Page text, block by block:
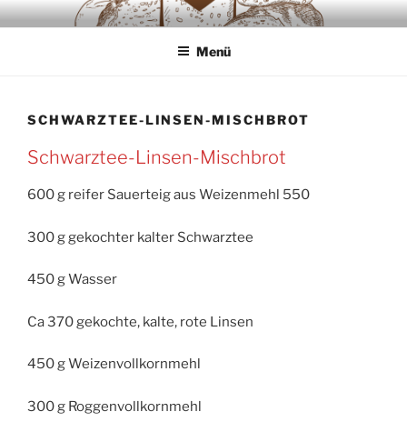
Zum
InhaltSAUERTEIGLIEBE
Backwaren ausschliesslich aus Sauerteig
Menü
SCHWARZTEE-LINSEN-MISCHBROT
Schwarztee-Linsen-Mischbrot
600 g reifer Sauerteig aus Weizenmehl 550
300 g gekochter kalter Schwarztee
450 g Wasser
Ca 370 gekochte, kalte, rote Linsen
450 g Weizenvollkornmehl
300 g Roggenvollkornmehl